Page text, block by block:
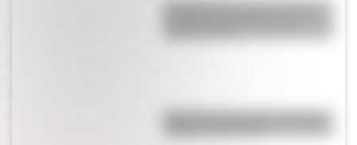
Guatemala: por qué es uno de
Latinoamérica
Bandera de Colombia: historia,